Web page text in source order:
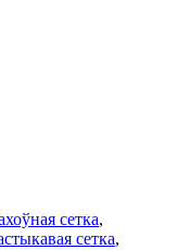
сетка,
сетка,